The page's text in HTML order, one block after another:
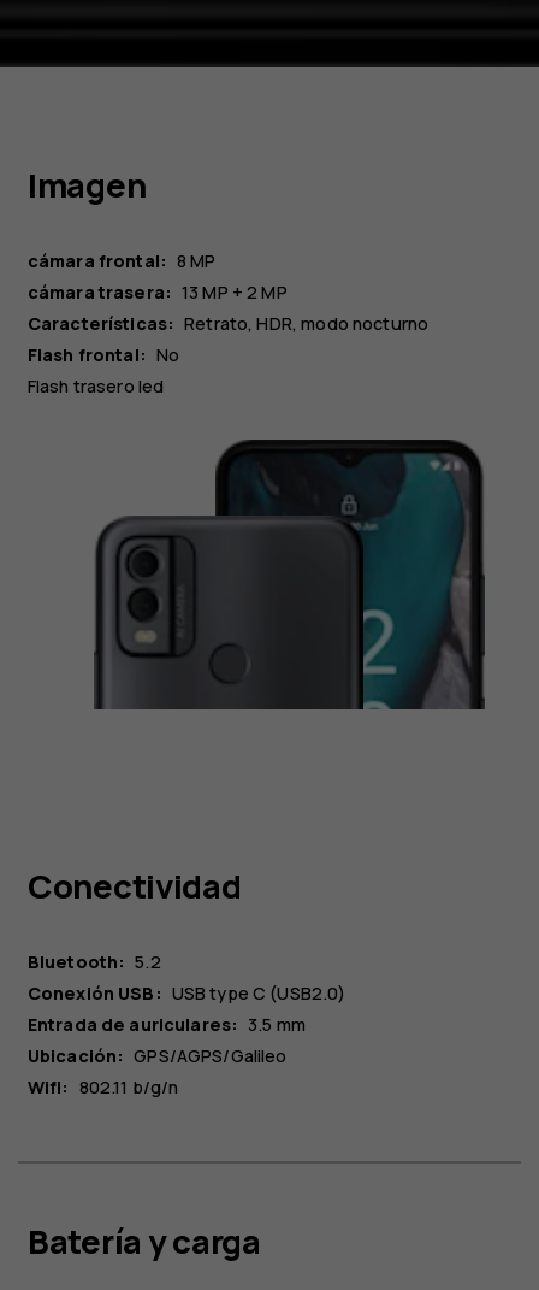
Imagen
cámara frontal: 8 MP
cámara trasera: 13 MP + 2 MP
Características: Retrato, HDR, modo nocturno
Flash frontal: No
Flash trasero led
Conectividad
Bluetooth: 5.2
Conexión USB: USB type C (USB2.0)
Entrada de auriculares: 3.5 mm
Ubicación: GPS/AGPS/Galileo
Wifi: 802.11 b/g/n
Batería y carga